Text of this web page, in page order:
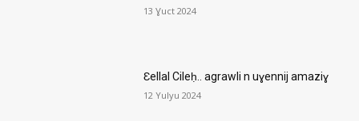
13 Ɣuct 2024
Ɛellal Cileḥ.. agrawli n uɣennij amaziɣ
12 Yulyu 2024